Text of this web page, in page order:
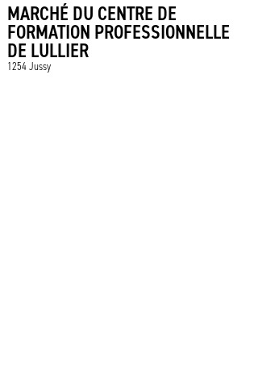
MARCHÉ DU CENTRE DE
FORMATION PROFESSIONNELLE
DE LULLIER
1254 Jussy